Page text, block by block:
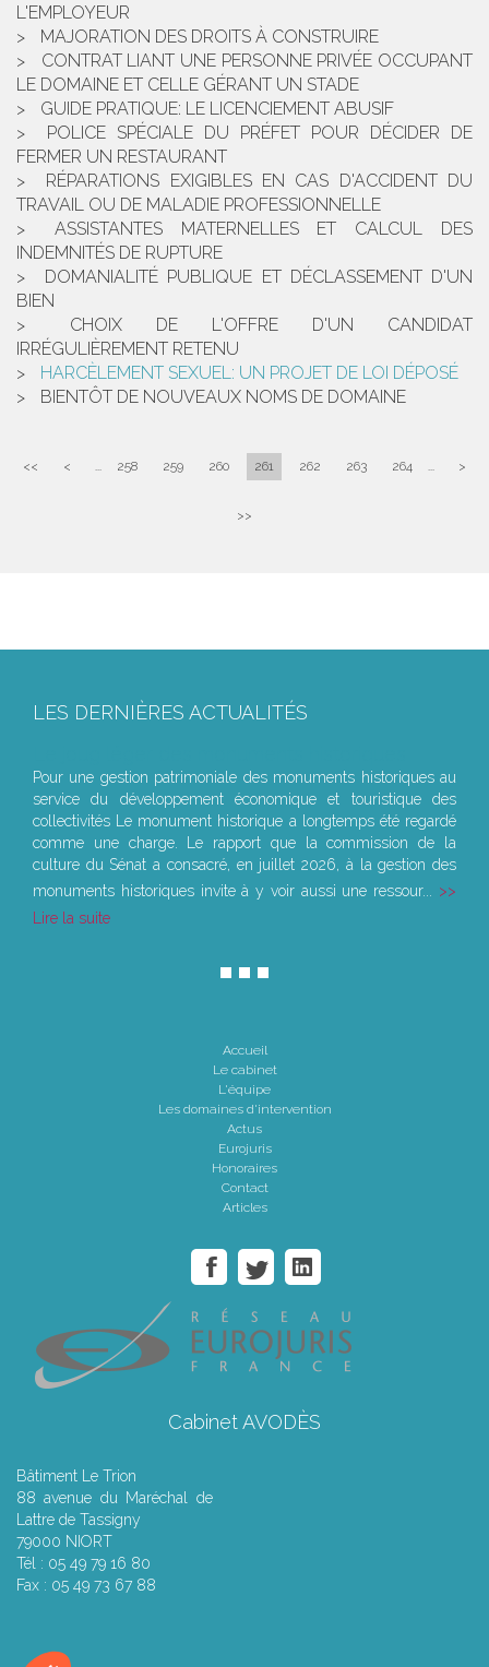
L'EMPLOYEUR
MAJORATION DES DROITS À CONSTRUIRE
CONTRAT LIANT UNE PERSONNE PRIVÉE OCCUPANT
LE DOMAINE ET CELLE GÉRANT UN STADE
GUIDE PRATIQUE: LE LICENCIEMENT ABUSIF
POLICE SPÉCIALE DU PRÉFET POUR DÉCIDER DE
FERMER UN RESTAURANT
RÉPARATIONS EXIGIBLES EN CAS D'ACCIDENT DU
TRAVAIL OU DE MALADIE PROFESSIONNELLE
ASSISTANTES MATERNELLES ET CALCUL DES
INDEMNITÉS DE RUPTURE
DOMANIALITÉ PUBLIQUE ET DÉCLASSEMENT D'UN
BIEN
CHOIX DE L'OFFRE D'UN CANDIDAT
IRRÉGULIÈREMENT RETENU
HARCÈLEMENT SEXUEL: UN PROJET DE LOI DÉPOSÉ
BIENTÔT DE NOUVEAUX NOMS DE DOMAINE
<< < 258 259 260 261 262 263 264 >
>>
LES DERNIÈRES ACTUALITÉS
Pour une gestion patrimoniale des monuments historiques au
service du développement économique et touristique des
collectivités Le monument historique a longtemps été regardé
comme une charge. Le rapport que la commission de la
culture du Sénat a consacré, en juillet 2026, à la gestion des
monuments historiques invite à y voir aussi une ressour...
Lire la suite
Accueil
Le cabinet
L'équipe
Les domaines d'intervention
Actus
Eurojuris
Honoraires
Contact
Articles
Cabinet AVODÈS
Bâtiment Le Trion
88 avenue du Maréchal de
Lattre de Tassigny
79000 NIORT
Tél : 05 49 79 16 80
Fax : 05 49 73 67 88